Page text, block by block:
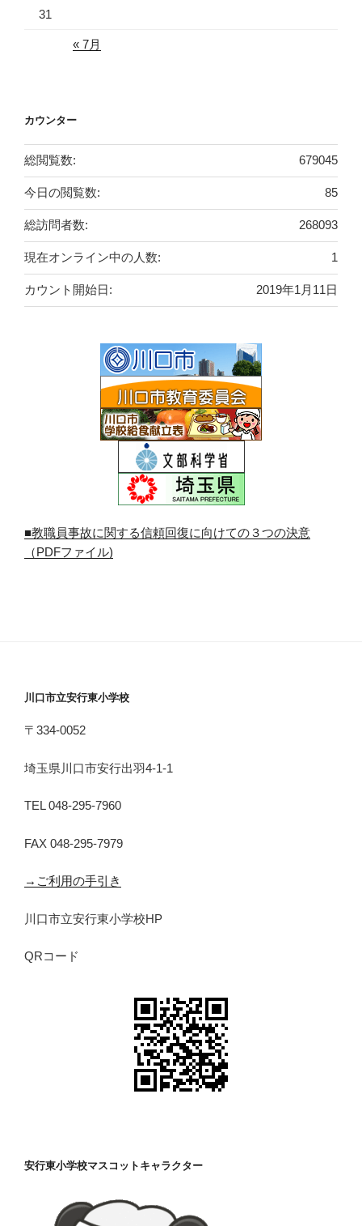
31
« 7月
カウンター
679045
総閲覧数:
85
今日の閲覧数:
268093
総訪問者数:
1
現在オンライン中の人数:
2019年1月11日
カウント開始日:
■教職員事故に関する信頼回復に向けての３つの決意
（PDFファイル)
川口市立安行東小学校
〒334-0052
埼玉県川口市安行出羽4-1-1
TEL 048-295-7960
FAX 048-295-7979
→ご利用の手引き
川口市立安行東小学校HP
QRコード
安行東小学校マスコットキャラクター